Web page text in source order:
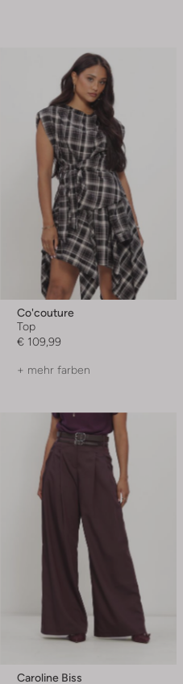
Co'couture
Top
€ 109,99
+ mehr farben
Caroline Biss